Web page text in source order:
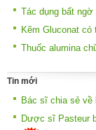
Tác dụng bất
Kẽm Gluconat
Thuốc alumina
Tin mới
Bác sĩ chia sẻ về
Dược sĩ Pasteur